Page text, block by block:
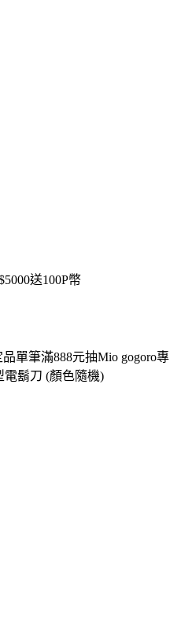
送100P幣
單筆滿888元抽Mio gogoro專
電鬍刀 (顏色隨機)